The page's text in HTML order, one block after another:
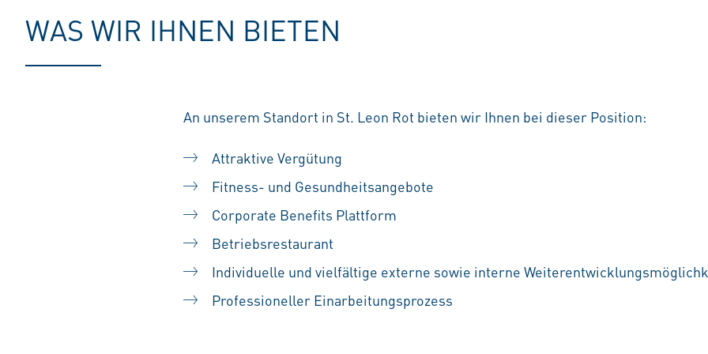
WAS WIR IHNEN BIETEN
An unserem Standort in St. Leon Rot bieten wir Ihnen bei dieser Position:
Attraktive Vergütung
Fitness- und Gesundheitsangebote
Corporate Benefits Plattform
Betriebsrestaurant
Individuelle und vielfältige externe sowie interne
Professioneller Einarbeitungsprozess